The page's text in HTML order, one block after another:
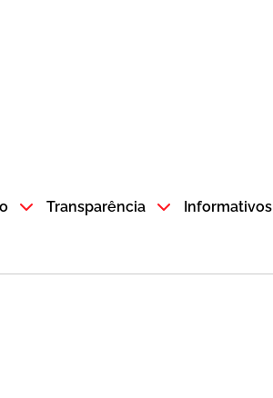
para a página inicial
Transparência Informativos